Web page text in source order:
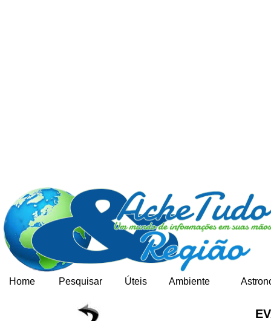
Home Pesquisar Úteis Ambiente